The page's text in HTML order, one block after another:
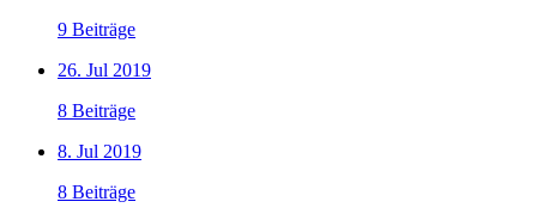
9 Beiträge
26. Jul 2019
8 Beiträge
8. Jul 2019
8 Beiträge